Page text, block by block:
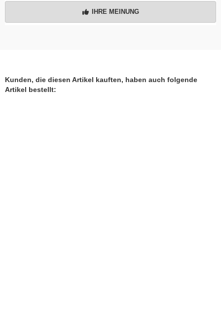
IHRE MEINUNG
Kunden, die diesen Artikel kauften, haben auch folgende
Artikel bestellt: